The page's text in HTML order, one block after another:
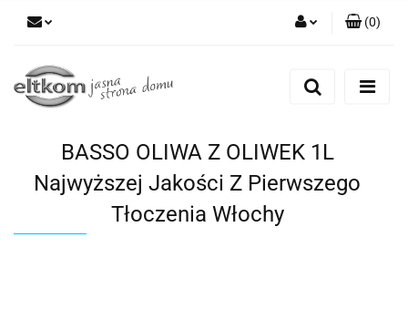
Zarejestruj się
(0)
BASSO OLIWA Z OLIWEK 1L
Najwyższej Jakości Z Pierwszego
Tłoczenia Włochy